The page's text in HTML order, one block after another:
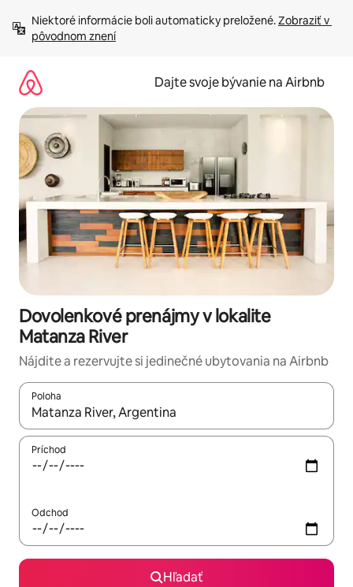
obsah.
Niektoré informácie boli automaticky preložené. Zobraziť v
pôvodnom znení
Dajte svoje bývanie na Airbnb
Dovolenkové prenájmy v lokalite
Matanza River
Nájdite a rezervujte si jedinečné ubytovania na Airbnb
Poloha
Keď budú výsledky k dispozícii, môžete si ich prechádzať
Príchod
Odchod
Hľadať